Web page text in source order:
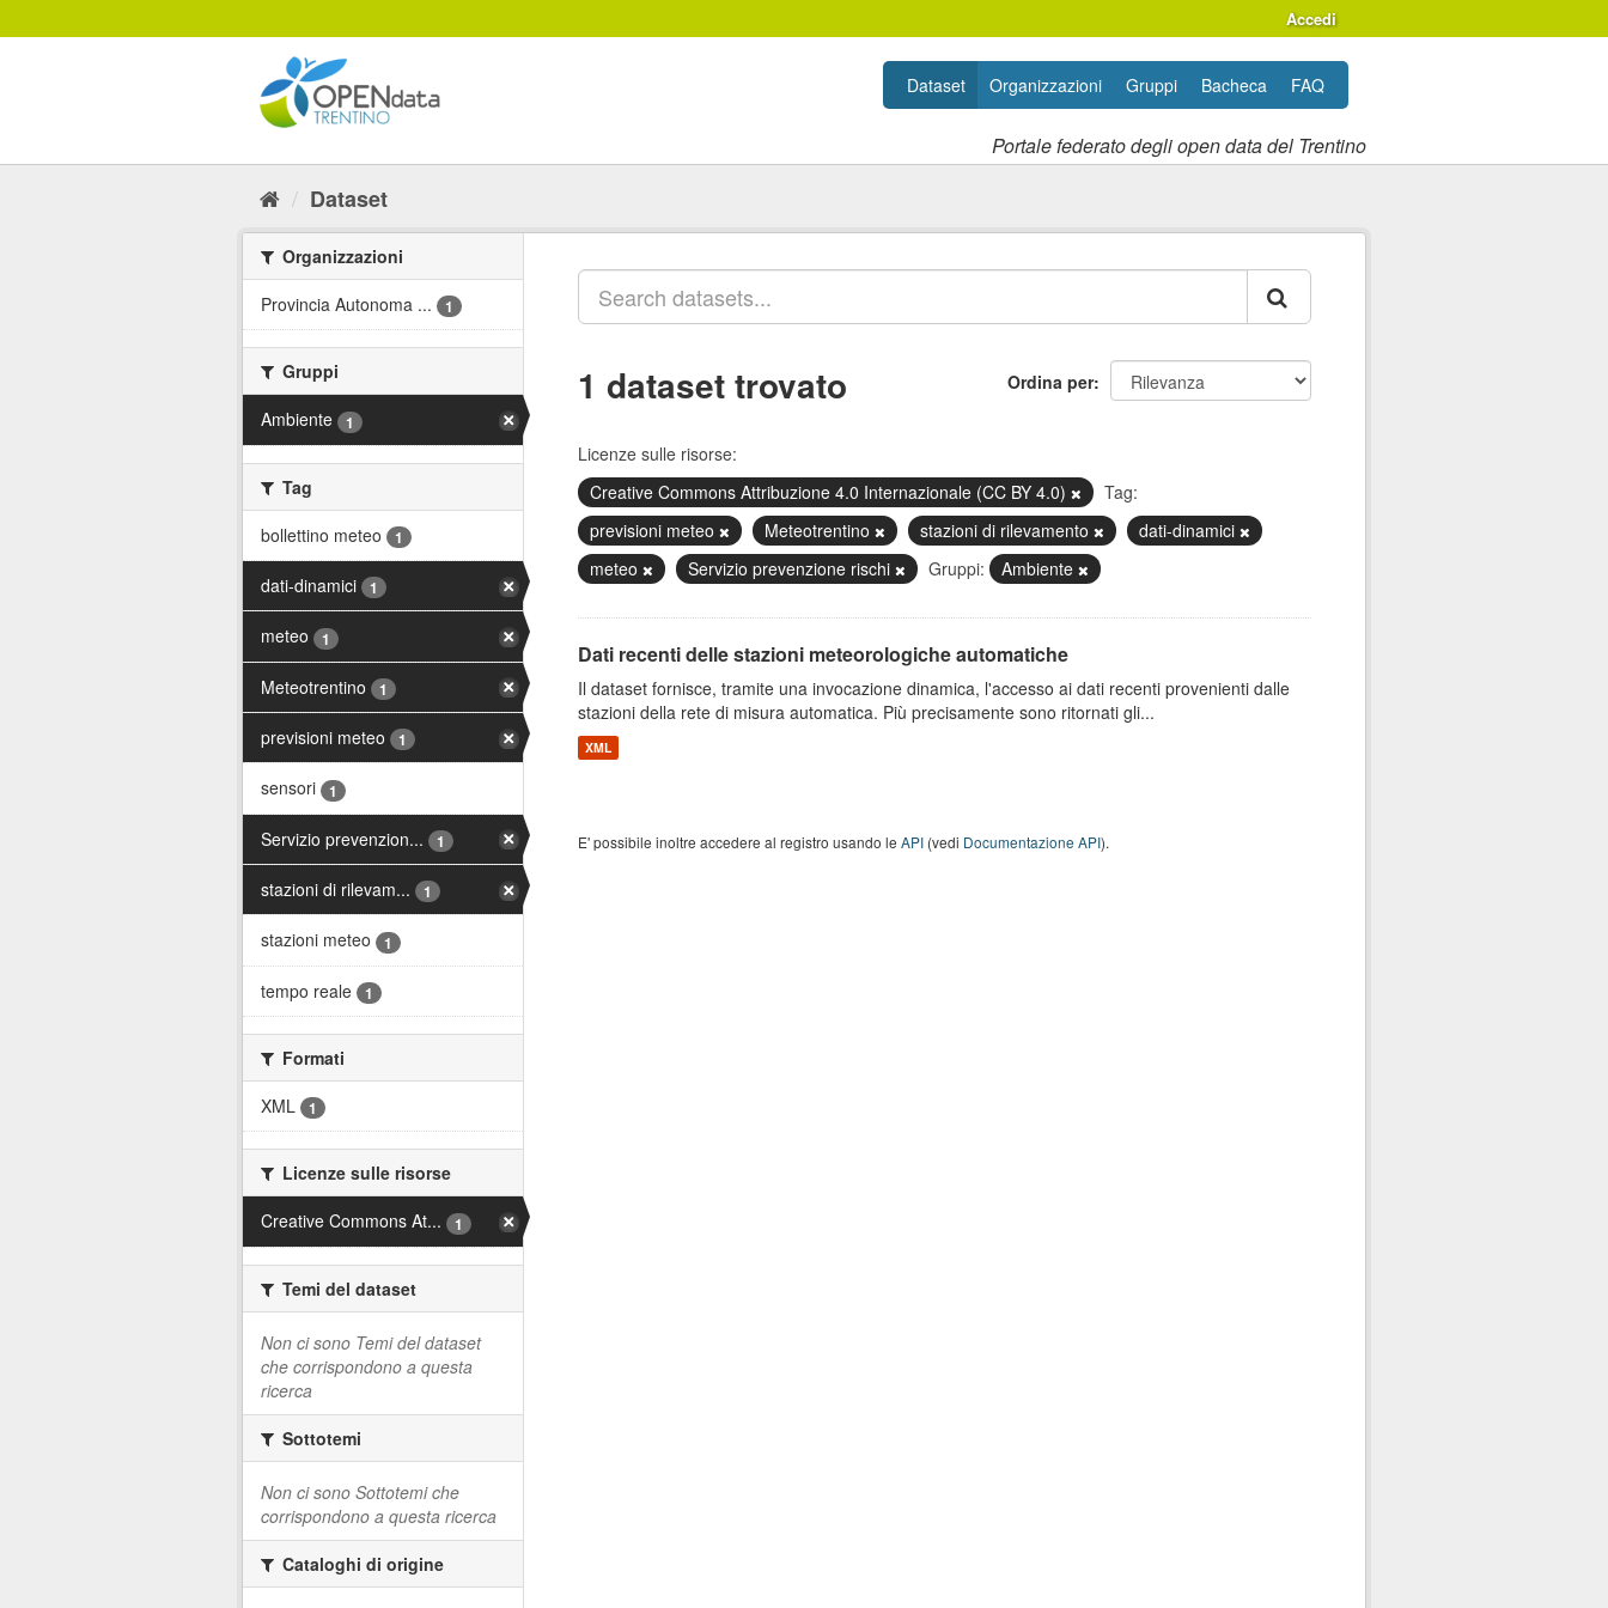
al
Accedi
Portale federato degli open data del Trentino
Dataset Organizzazioni Gruppi Bacheca FAQ
Dataset
Organizzazioni
Provincia Autonoma ...
1
Gruppi
Ambiente
1
Tag
bollettino meteo
1
dati-dinamici 1
meteo 1
Meteotrentino 1
previsioni meteo 1
sensori 1
Servizio prevenzion... 1
stazioni di rilevam... 1
stazioni meteo 1
tempo reale 1
Formati
XML
1
Licenze sulle risorse
Creative Commons At...
1
Temi del dataset
Non ci sono Temi del dataset
che corrispondono a questa
ricerca
Sottotemi
Non ci sono Sottotemi che
corrispondono a questa ricerca
Cataloghi di origine
Ordina per
1 dataset trovato
Licenze sulle risorse:
Creative Commons Attribuzione 4.0 Internazionale (CC BY 4.0)
Tag:
previsioni meteo
Meteotrentino stazioni di rilevamento
dati-dinamici
meteo
Servizio prevenzione rischi Gruppi: Ambiente
Dati recenti delle stazioni meteorologiche automatiche
Il dataset fornisce, tramite una invocazione dinamica, l'accesso ai dati recenti provenienti dalle
stazioni della rete di misura automatica. Più precisamente sono ritornati gli...
XML
E' possibile inoltre accedere al registro usando le API(vedi Documentazione API).